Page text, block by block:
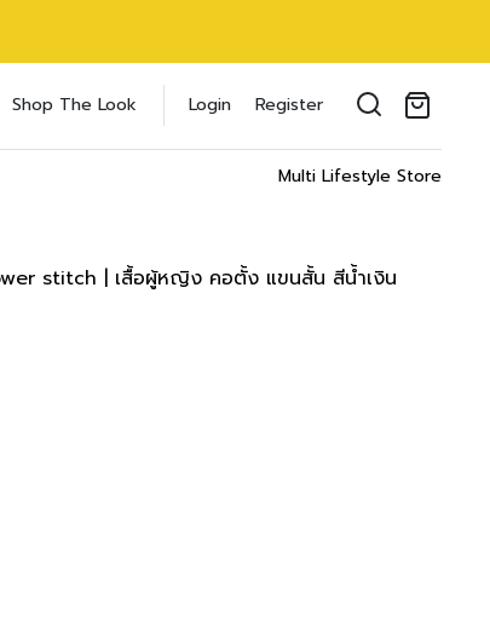
Shop The Look Login Register
Multi Lifestyle Store
stitch | เสื้อผู้หญิง คอตั้ง แขนสั้น สีน้ำเงิน
องรับประสบการณ์การใช้งาน